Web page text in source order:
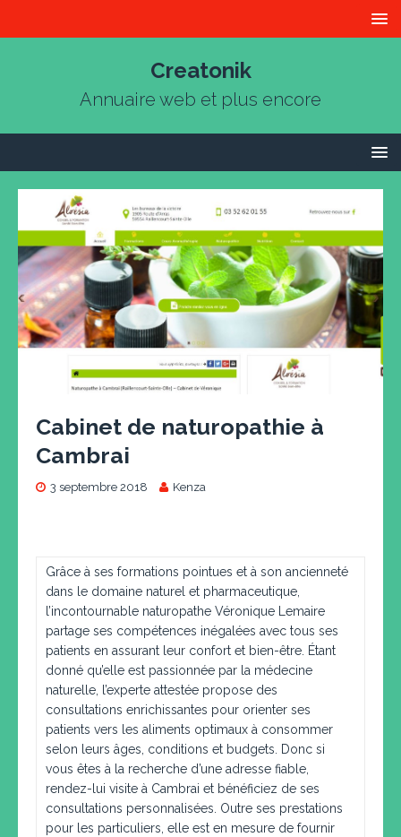
Creatonik
Annuaire web et plus encore
Cabinet de naturopathie à
Cambrai
3 septembre 2018 Kenza
Grâce à ses formations pointues et à son ancienneté
dans le domaine naturel et pharmaceutique,
l’incontournable naturopathe Véronique Lemaire
partage ses compétences inégalées avec tous ses
patients en assurant leur confort et bien-être. Étant
donné qu’elle est passionnée par la médecine
naturelle, l’experte attestée propose des
consultations enrichissantes pour orienter ses
patients vers les aliments optimaux à consommer
selon leurs âges, conditions et budgets. Donc si
vous êtes à la recherche d’une adresse fiable,
rendez-lui visite à Cambrai et bénéficiez de ses
consultations personnalisées. Outre ses prestations
pour les particuliers, elle est en mesure de fournir